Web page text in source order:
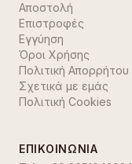
Αποστολή
Επιστροφές
Εγγύηση
Όροι Χρήσης
Πολιτική Απορρήτου
Σχετικά με εμάς
Πολιτική Cookies
ΕΠΙΚΟΙΝΩΝΊΑ